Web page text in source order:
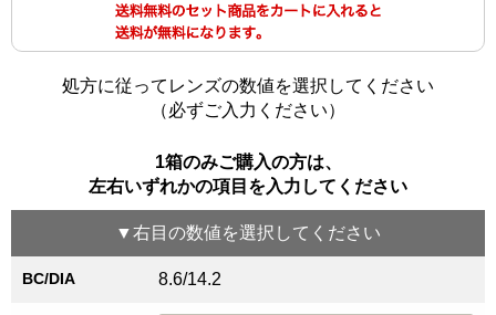
処方に従ってレンズの数値を選択してください
（必ずご入力ください）
1箱のみご購入の方は、
左右いずれかの項目を入力してください
▼右目 の数値を選択してください
BC/DIA 8.6/14.2